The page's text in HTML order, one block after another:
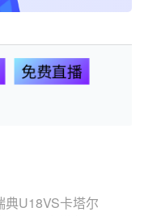
免费直播
U18VS卡塔尔